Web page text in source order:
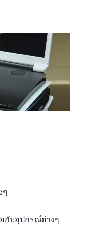
Story
ๆ
กับอุปกรณ์ต่างๆ